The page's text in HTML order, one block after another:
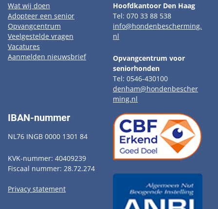
Wat wij doen
Adopteer een senior
Opvangcentrum
Veelgestelde vragen
Vacatures
Aanmelden nieuwsbrief
Hoofdkantoor Den Haag
Tel: 070 33 88 538
info@hondenbescherming.
nl
Opvangcentrum voor
seniorhonden
Tel: 0546-430100
denham@hondenbescher
ming.nl
IBAN-nummer
NL76 INGB 0000 1301 84
KVK-nummer: 40409239
Fiscaal nummer: 28.72.274
Privacy statement